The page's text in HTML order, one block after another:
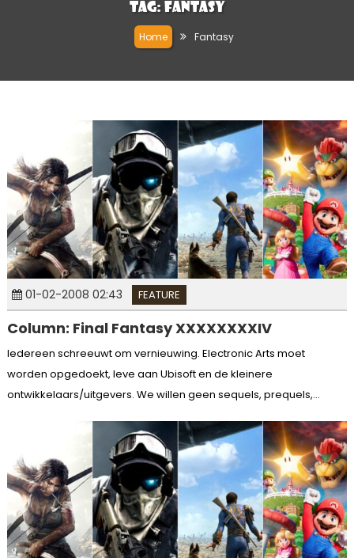
Tag: Fantasy
Home Fantasy
01-02-2008 02:43 FEATURE
Column: Final Fantasy XXXXXXXXIV
Iedereen schreeuwt om vernieuwing. Electronic Arts moet
worden opgedoekt, leve aan Ubisoft en de kleinere
ontwikkelaars/uitgevers. We willen geen sequels, prequels,...